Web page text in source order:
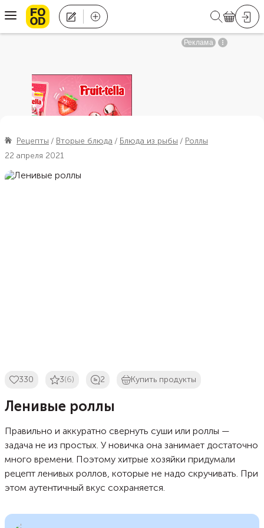
Рецепты Вторые блюда Блюда из рыбы
Роллы
22 апреля 2021
330 3(6) 2 Купить продукты
Ленивые роллы
Правильно и аккуратно свернуть суши или роллы —
задача не из простых. У новичка она занимает достаточно
много времени. Поэтому хитрые хозяйки придумали
рецепт ленивых роллов, которые не надо скручивать. При
этом аутентичный вкус сохраняется.